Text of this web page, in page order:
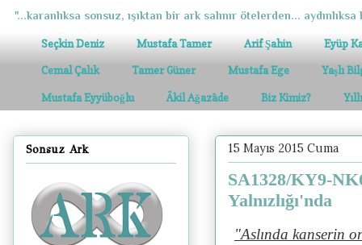
"...karanlıksa sonsuz, ışıktan bir ark salınır ötelerden... aydınlıksa
Seçkin Deniz Mustafa Tamer Arif Şahin Eyüp
Cemal Çalık Tamer Güner Mustafa Ege Yaşlı
Mustafa Eyyüboğlu Âkil Ağazâde Biz Kimiz?
15 Mayıs 2015 Cuma
SA1328/KY9-
Yalnızlığı'nda
"Aslında kanserin
Sonsuz Ark